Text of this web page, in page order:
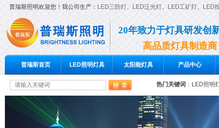
普瑞斯照明欢迎您！我公司生产： LED三防灯、 LED泛光灯、 LED工矿灯、 LED
20年致力于灯具研发创
高品质灯具制造商
普瑞斯首页 LED照明灯具 太阳能灯具 产品中心
热门关键词 ： LED照明